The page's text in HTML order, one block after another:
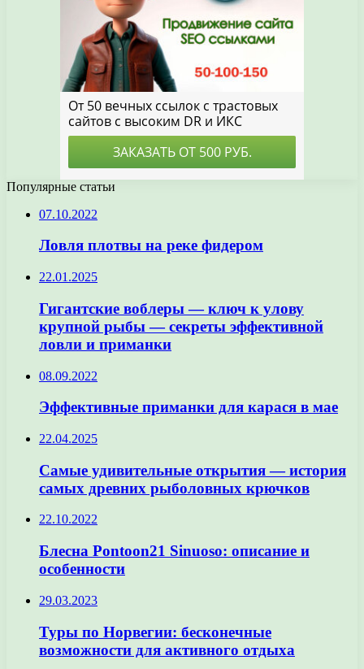
Популярные статьи
07.10.2022
Ловля плотвы на реке фидером
22.01.2025
Гигантские воблеры — ключ к улову
крупной рыбы — секреты эффективной
ловли и приманки
08.09.2022
Эффективные приманки для карася в мае
22.04.2025
Самые удивительные открытия — история
самых древних рыболовных крючков
22.10.2022
Блесна Pontoon21 Sinuoso: описание и
особенности
29.03.2023
Туры по Норвегии: бесконечные
возможности для активного отдыха